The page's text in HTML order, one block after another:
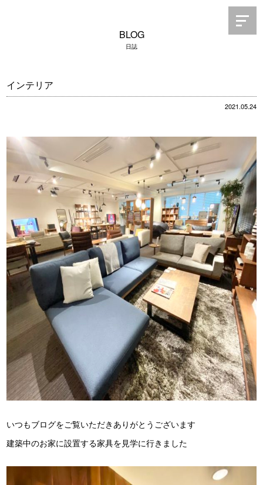
BLOG
日誌
インテリア
2021.05.24
いつもブログをご覧いただきありがとうございます
建築中のお家に設置する家具を見学に行きました